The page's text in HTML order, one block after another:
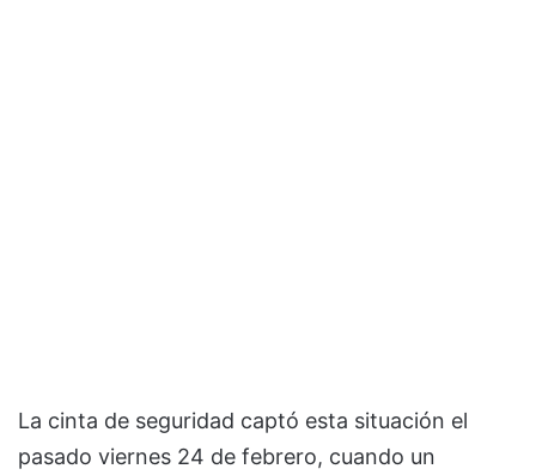
La cinta de seguridad captó esta situación el
pasado viernes 24 de febrero, cuando un